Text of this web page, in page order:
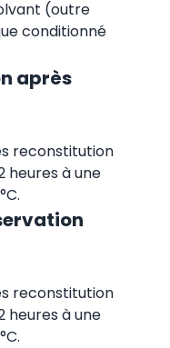
(outre
conditionné
après
reconstitution
heures à une
reconstitution
heures à une